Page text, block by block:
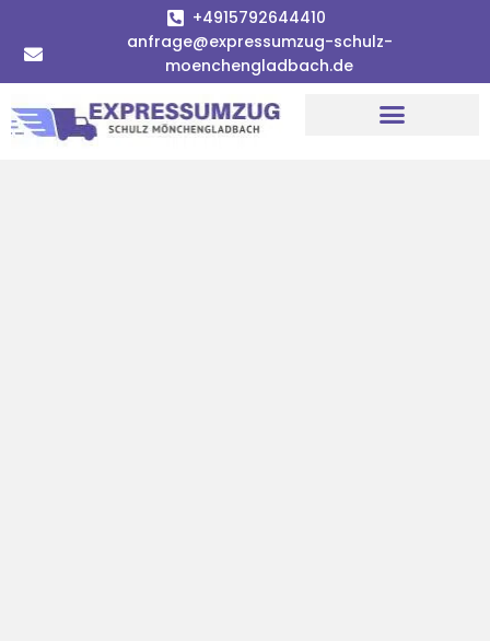
+4915792644410
anfrage@expressumzug-schulz-
moenchengladbach.de